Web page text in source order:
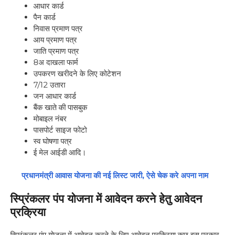
आधार कार्ड
पैन कार्ड
निवास प्रमाण पत्र
आय प्रमाण पत्र
जाति प्रमाण पत्र
8अ दाखला फार्म
उपकरण खरीदने के लिए कोटेशन
7/12 उतारा
जन आधार कार्ड
बैंक खाते की पासबुक
मोबाइल नंबर
पासपोर्ट साइज फोटो
स्व घोषणा पत्र
ई मेल आईडी आदि।
प्रधानमंत्री आवास योजना की नई लिस्ट जारी, ऐसे चेक करे अपना नाम
स्प्रिंकलर पंप योजना में आवेदन करने हेतु आवेदन
प्रक्रिया